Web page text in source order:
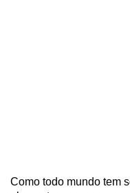
Como todo mundo tem